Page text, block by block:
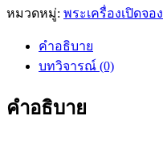
หมวดหมู่: พระเครื่องเปิดจอง
คำอธิบาย
บทวิจารณ์ (0)
คำอธิบาย